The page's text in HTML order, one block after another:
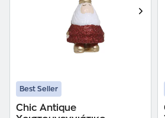
Best Seller
Chic Antique